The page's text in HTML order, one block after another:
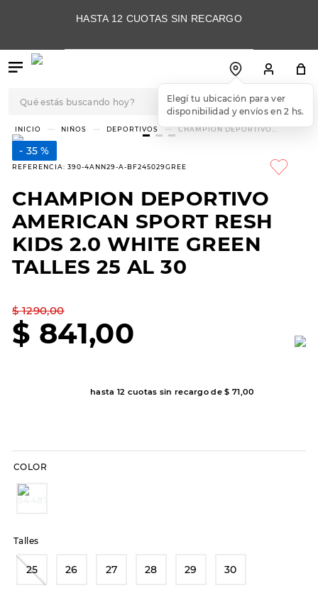
HASTA 12 CUOTAS SIN RECARGO
Elegí tu ubicación para ver
disponibilidad y envíos en 2 hs.
NIÑOS DEPORTIVOS
CHAMPION DEPORTIVO
35 %
REFERENCIA: 390-4ANN29-A-BF245029GREE
CHAMPION DEPORTIVO
AMERICAN SPORT RESH
KIDS 2.0 WHITE GREEN
TALLES 25 AL 30
$ 1290,00
$ 841,00
hasta 12 cuotas sin recargo de$ 71,00
COLOR
Talles
25 26 27 28 29 30
TÉRMINOS MÁS
BUSCADOS
1.
3.
skechers slip-ins
4.
championes
5.
10
botas dama